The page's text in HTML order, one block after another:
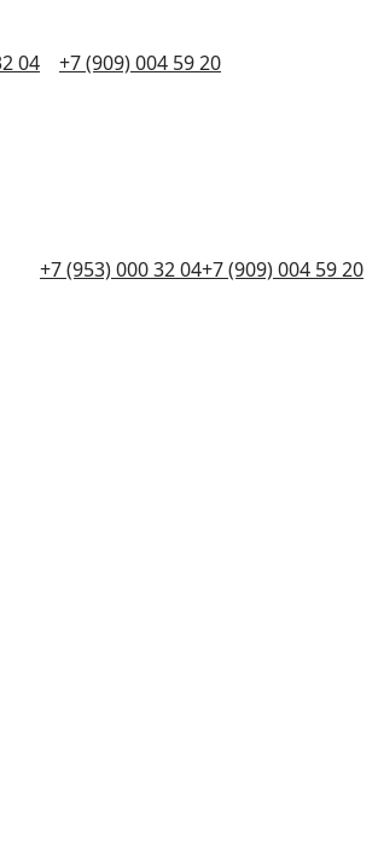
04 +7 (909) 004 59 20
+7 (953) 000 32 04+7 (909) 004 59 20